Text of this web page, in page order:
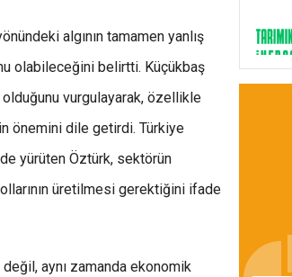
algının tamamen yanlış
olabileceğini belirtti. Küçükbaş
olduğunu vurgulayarak, özellikle
önemini dile getirdi. Türkiye
yürüten Öztürk, sektörün
üretilmesi gerektiğini ifade
aynı zamanda ekonomik